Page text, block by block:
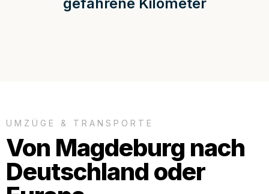
UMZÜGE & TRANSPORTE
Von Magdeburg nach
Deutschland oder